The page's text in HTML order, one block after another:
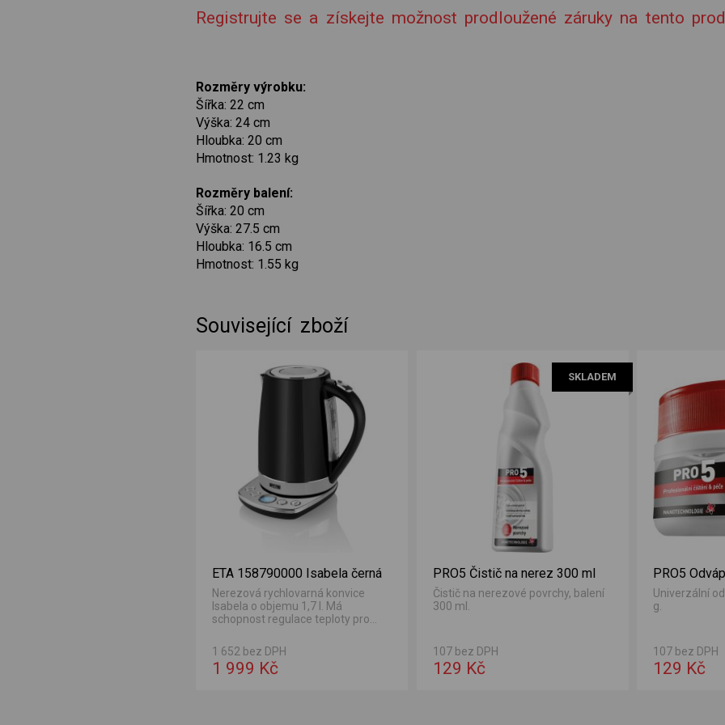
Registrujte se a získejte možnost prodloužené záruky na tento
Rozměry výrobku:
Šířka: 22 cm
Výška: 24 cm
Hloubka: 20 cm
Hmotnost: 1.23 kg
Rozměry balení:
Šířka: 20 cm
Výška: 27.5 cm
Hloubka: 16.5 cm
Hmotnost: 1.55 kg
Související zboží
ETA 158790000 Isabela černá
Nerezová rychlovarná konvice
Isabela o objemu 1,7 l. Má
schopnost regulace teploty pro
1 652 bez DPH
1 999 Kč
SKLADEM
PRO5 Čistič na nerez 300 ml
Čistič na nerezové povrchy, balení
300 ml.
107 bez DPH
129 Kč
PRO5
Univerzální
g.
107 bez DPH
129 Kč